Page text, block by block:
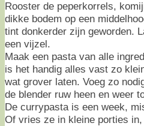
Rooster de peperkorrels,
dikke bodem op een
tint donkerder zijn geworden.
een vijzel.
Maak een pasta van alle
is het handig alles vast zo
wat grover laten. Voeg zo
de blender ruw heen en weer
De currypasta is een week,
Of vries ze in kleine porties